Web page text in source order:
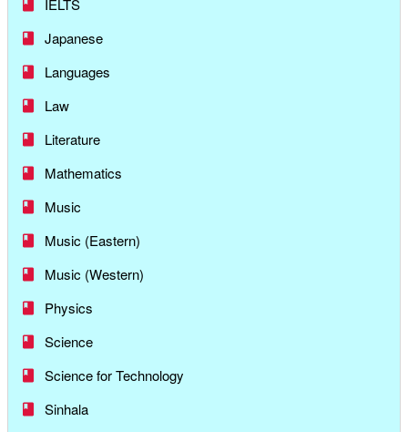
IELTS
Japanese
Languages
Law
Literature
Mathematics
Music
Music (Eastern)
Music (Western)
Physics
Science
Science for Technology
Sinhala